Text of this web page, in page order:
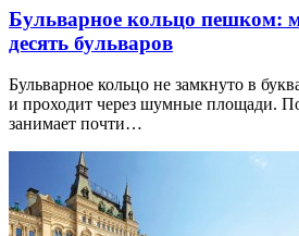
Бульварное кольцо пешком:
десять бульваров
Бульварное кольцо не замкнуто в
и проходит через шумные площади.
занимает почти…